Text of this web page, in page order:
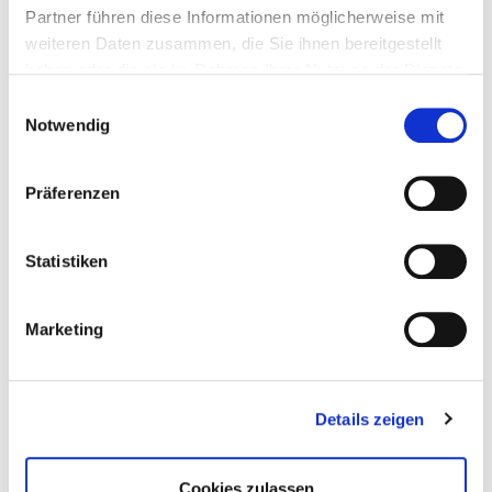
Partner führen diese Informationen möglicherweise mit
weiteren Daten zusammen, die Sie ihnen bereitgestellt
Notwendig
Präferenzen
Statistiken
Marketing
Details zeigen
Bereichsleiter für Kolorektale Chirurgie und
Facharzt für Allgemeinchirurgie
Zusatzbezeichnung Notfallmedizin